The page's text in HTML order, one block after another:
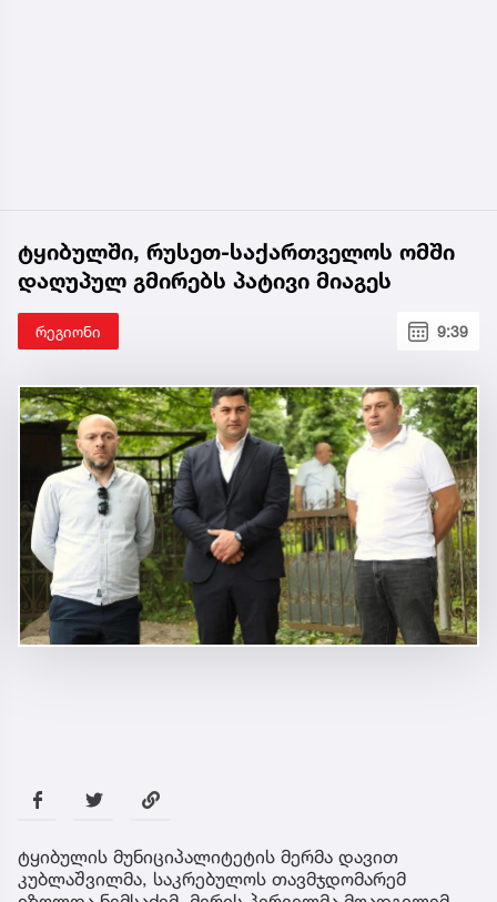
ტყიბულში, რუსეთ-საქართველოს ომში
დაღუპულ გმირებს პატივი მიაგეს
რეგიონი 9:39
ტყიბულის მუნიციპალიტეტის მერმა დავით
კუბლაშვილმა, საკრებულოს თავმჯდომარემ